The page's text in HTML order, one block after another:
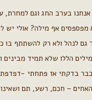
בערב החג וגם למחרת,
מפספסים אף מילה? אולי
לנהל ולא רק להשתתף בו
הללו שלא תמיד
בדקתי אז פתחתי -
– חכם, רשע, תם ושאינו